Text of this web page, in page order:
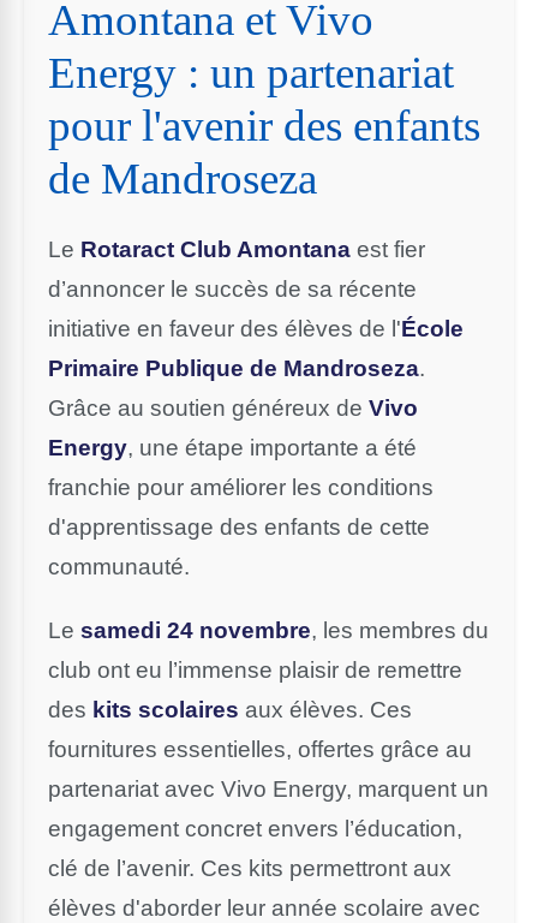
Amontana et Vivo
Energy : un partenariat
pour l'avenir des enfants
de Mandroseza
Le Rotaract Club Amontana est fier
d’annoncer le succès de sa récente
initiative en faveur des élèves de l'École
Primaire Publique de Mandroseza.
Grâce au soutien généreux de Vivo
Energy, une étape importante a été
franchie pour améliorer les conditions
d'apprentissage des enfants de cette
communauté.
Le samedi 24 novembre, les membres du
club ont eu l’immense plaisir de remettre
des kits scolaires aux élèves. Ces
fournitures essentielles, offertes grâce au
partenariat avec Vivo Energy, marquent un
engagement concret envers l’éducation,
clé de l’avenir. Ces kits permettront aux
élèves d'aborder leur année scolaire avec